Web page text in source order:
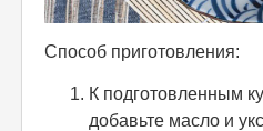
Способ приготовления:
К подготовленным
добавьте масло и